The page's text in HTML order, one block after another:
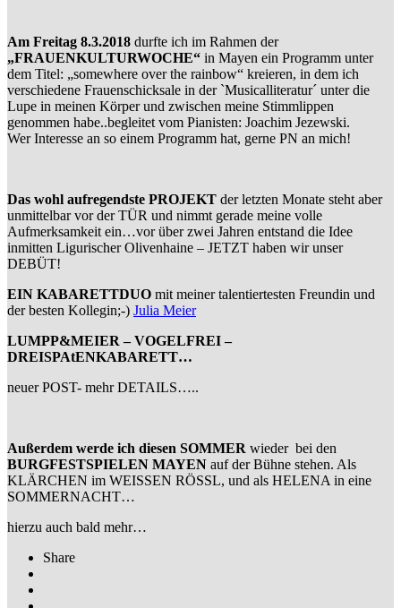
Am Freitag 8.3.2018 durfte ich im Rahmen der
„FRAUENKULTURWOCHE“ in Mayen ein Programm unter
dem Titel: „somewhere over the rainbow“ kreieren, in dem ich
verschiedene Frauenschicksale in der `Musicalliteratur´ unter die
Lupe in meinen Körper und zwischen meine Stimmlippen
genommen habe..begleitet vom Pianisten: Joachim Jezewski.
Wer Interesse an so einem Programm hat, gerne PN an mich!
Das wohl aufregendste PROJEKT der letzten Monate steht aber
unmittelbar vor der TÜR und nimmt gerade meine volle
Aufmerksamkeit ein…vor über zwei Jahren entstand die Idee
inmitten Ligurischer Olivenhaine – JETZT haben wir unser
DEBÜT!
EIN KABARETTDUO mit meiner talentiertesten Freundin und
der besten Kollegin;-) Julia Meier
LUMPP&MEIER – VOGELFREI –
DREISPAtENKABARETT…
neuer POST- mehr DETAILS…..
Außerdem werde ich diesen SOMMER wieder bei den
BURGFESTSPIELEN MAYEN auf der Bühne stehen. Als
KLÄRCHEN im WEISSEN RÖSSL, und als HELENA in eine
SOMMERNACHT…
hierzu auch bald mehr…
Share